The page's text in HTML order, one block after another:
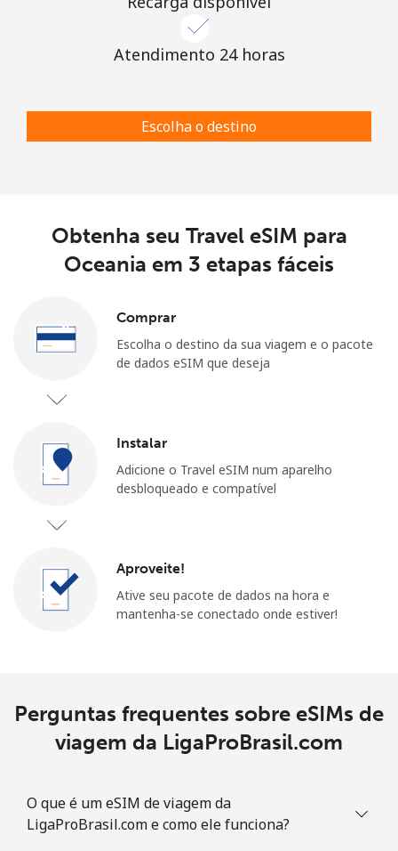
Atendimento 24 horas
Escolha o destino
Obtenha seu Travel eSIM para
Oceania em 3 etapas fáceis
Comprar
Escolha o destino da sua viagem e o pacote
de dados eSIM que deseja
Instalar
Adicione o Travel eSIM num aparelho
desbloqueado e compatível
Aproveite!
Ative seu pacote de dados na hora e
mantenha-se conectado onde estiver!
Perguntas frequentes sobre eSIMs de
viagem da LigaProBrasil.com
O que é um eSIM de viagem da
LigaProBrasil.com e como ele funciona?